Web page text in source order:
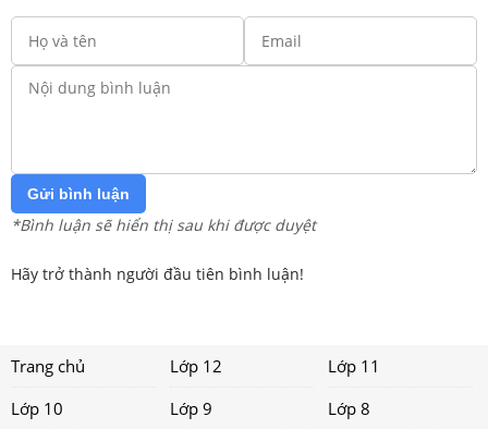
Gửi bình luận
*Bình luận sẽ hiển thị sau khi được duyệt
Hãy trở thành người đầu tiên bình luận!
Trang chủ Lớp 12
Lớp 11
Lớp 10
Lớp 9
Lớp 8